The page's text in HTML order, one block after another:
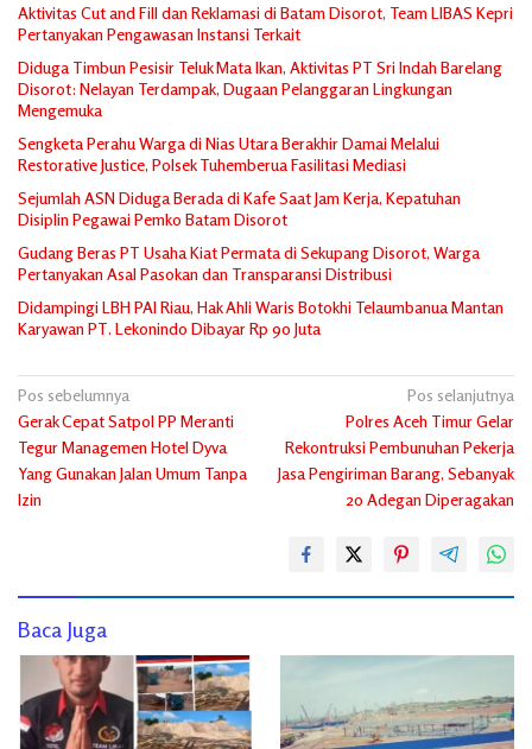
Aktivitas Cut and Fill dan Reklamasi di Batam Disorot, Team LIBAS Kepri
Pertanyakan Pengawasan Instansi Terkait
Diduga Timbun Pesisir Teluk Mata Ikan, Aktivitas PT Sri Indah Barelang
Disorot: Nelayan Terdampak, Dugaan Pelanggaran Lingkungan
Mengemuka
Sengketa Perahu Warga di Nias Utara Berakhir Damai Melalui
Restorative Justice, Polsek Tuhemberua Fasilitasi Mediasi
Sejumlah ASN Diduga Berada di Kafe Saat Jam Kerja, Kepatuhan
Disiplin Pegawai Pemko Batam Disorot
Gudang Beras PT Usaha Kiat Permata di Sekupang Disorot, Warga
Pertanyakan Asal Pasokan dan Transparansi Distribusi
Didampingi LBH PAI Riau, Hak Ahli Waris Botokhi Telaumbanua Mantan
Karyawan PT. Lekonindo Dibayar Rp 90 Juta
Navigasi
pos
Pos sebelumnya
Gerak Cepat Satpol PP Meranti
Tegur Managemen Hotel Dyva
Yang Gunakan Jalan Umum Tanpa
Izin
Pos selanjutnya
Polres Aceh Timur Gelar
Rekontruksi Pembunuhan Pekerja
Jasa Pengiriman Barang, Sebanyak
20 Adegan Diperagakan
Baca Juga